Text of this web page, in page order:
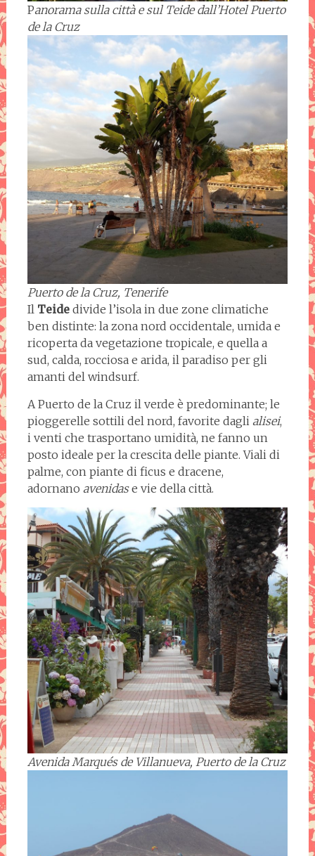
Panorama sulla città e sul Teide dall’Hotel Puerto
de la Cruz
Puerto de la Cruz, Tenerife
Il Teidedivide l’isola in due zone climatiche
ben distinte: la zona nord occidentale, umida e
ricoperta da vegetazione tropicale, e quella a
sud, calda, rocciosa e arida, il paradiso per gli
amanti del windsurf.
A Puerto de la Cruz il verde è predominante; le
pioggerelle sottili del nord, favorite dagli alisei,
i venti che trasportano umidità, ne fanno un
posto ideale per la crescita delle piante. Viali di
palme, con piante di ficus e dracene,
adornano avenidase vie della città.
Avenida Marqués de Villanueva, Puerto de la Cruz